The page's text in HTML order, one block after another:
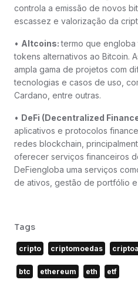
controla a emissão de novos
escassez e valorização da
• Altcoins:termo que
tokens alternativos ao Bitcoin.
ampla gama de projetos com
tecnologias e casos de uso,
Cardano, entre outras.
• DeFi (Decentralized
aplicativos e protocolos
redes blockchain,
oferecer serviços financeiros
DeFiengloba uma serviços
de ativos, gestão de portfólio
Tags
cripto criptomoedas
btc ethereum eth etf